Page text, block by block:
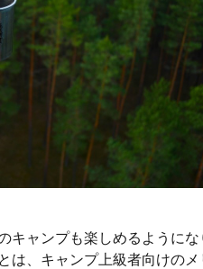
キャンプも楽しめるようにな
は、キャンプ上級者向けの